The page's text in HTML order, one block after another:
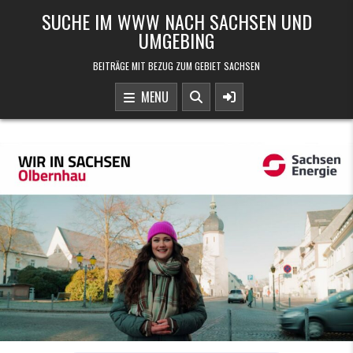
SUCHE IM WWW NACH SACHSEN UND
UMGEBING
BEITRÄGE MIT BEZUG ZUM GEBIET SACHSEN
MENU